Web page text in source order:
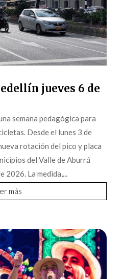
jueves 6 de
semana pedagógica para
Desde el lunes 3 de
rotación del pico y placa
del Valle de Aburrá
La medida,...
más